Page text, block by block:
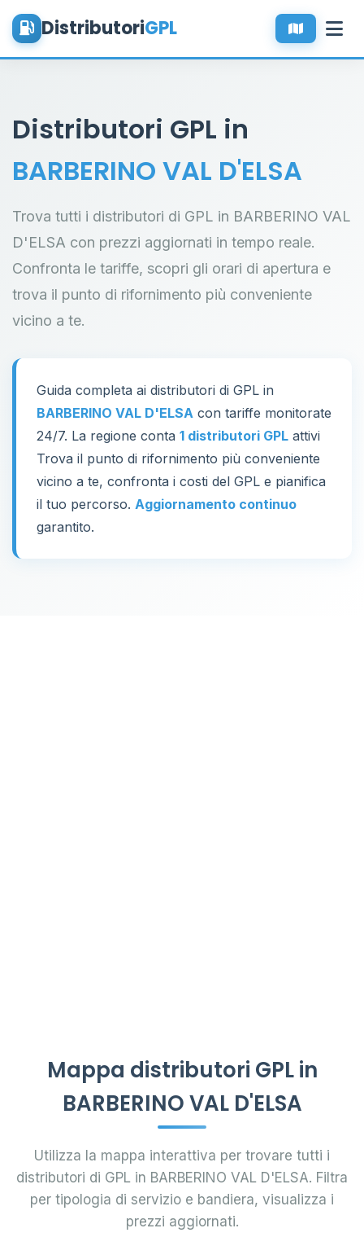
DistributoriGPL
Distributori GPL in
BARBERINO VAL D'ELSA
Trova tutti i distributori di GPL in BARBERINO VAL
D'ELSA con prezzi aggiornati in tempo reale.
Confronta le tariffe, scopri gli orari di apertura e
trova il punto di rifornimento più conveniente
vicino a te.
Guida completa ai distributori di GPL in
BARBERINO VAL D'ELSA con tariffe monitorate
24/7. La regione conta 1 distributori GPL attivi
Trova il punto di rifornimento più conveniente
vicino a te, confronta i costi del GPL e pianifica
il tuo percorso. Aggiornamento continuo
garantito.
Mappa distributori GPL in
BARBERINO VAL D'ELSA
Utilizza la mappa interattiva per trovare tutti i
distributori di GPL in BARBERINO VAL D'ELSA. Filtra
per tipologia di servizio e bandiera, visualizza i
prezzi aggiornati.